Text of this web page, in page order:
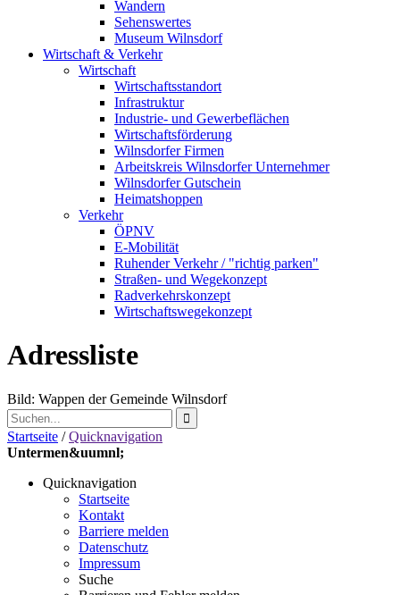
Wandern
Sehenswertes
Museum Wilnsdorf
Wirtschaft & Verkehr
Wirtschaft
Wirtschaftsstandort
Infrastruktur
Industrie- und Gewerbeflächen
Wirtschaftsförderung
Wilnsdorfer Firmen
Arbeitskreis Wilnsdorfer Unternehmer
Wilnsdorfer Gutschein
Heimatshoppen
Verkehr
ÖPNV
E-Mobilität
Ruhender Verkehr / "richtig parken"
Straßen- und Wegekonzept
Radverkehrskonzept
Wirtschaftswegekonzept
Adressliste
Bild: Wappen der Gemeinde Wilnsdorf
Startseite /Quicknavigation
Untermen&uumnl;
Quicknavigation
Startseite
Kontakt
Barriere melden
Datenschutz
Impressum
Suche